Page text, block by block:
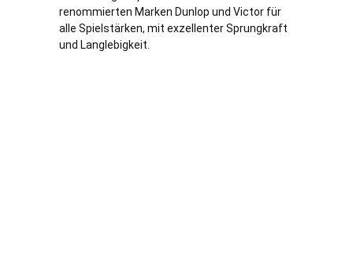
renommierten Marken Dunlop und Victor für
alle Spielstärken, mit exzellenter Sprungkraft
und Langlebigkeit.